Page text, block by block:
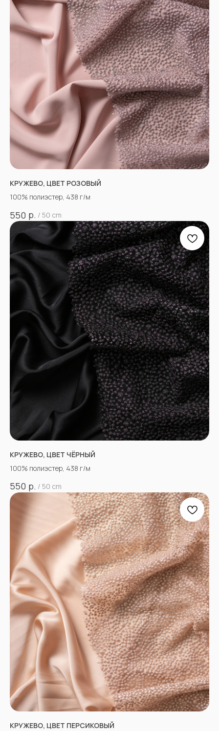
КРУЖЕВО, ЦВЕТ РОЗОВЫЙ
100% полиэстер, 438 г/м
550 р. / 50 cm
КРУЖЕВО, ЦВЕТ ЧЁРНЫЙ
100% полиэстер, 438 г/м
550 р. / 50 cm
КРУЖЕВО, ЦВЕТ ПЕРСИКОВЫЙ